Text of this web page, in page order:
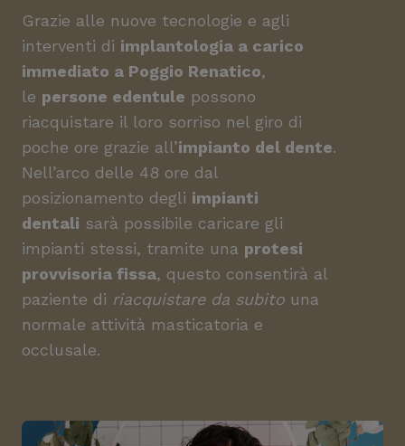
Grazie alle nuove tecnologie e agli
interventi di implantologia a carico
immediato a Poggio Renatico,
le persone edentule possono
riacquistare il loro sorriso nel giro di
poche ore grazie all’impianto del dente.
Nell’arco delle 48 ore dal
posizionamento degli impianti
dentali sarà possibile caricare gli
impianti stessi, tramite una protesi
provvisoria fissa, questo consentirà al
paziente di riacquistare da subito una
normale attività masticatoria e
occlusale.